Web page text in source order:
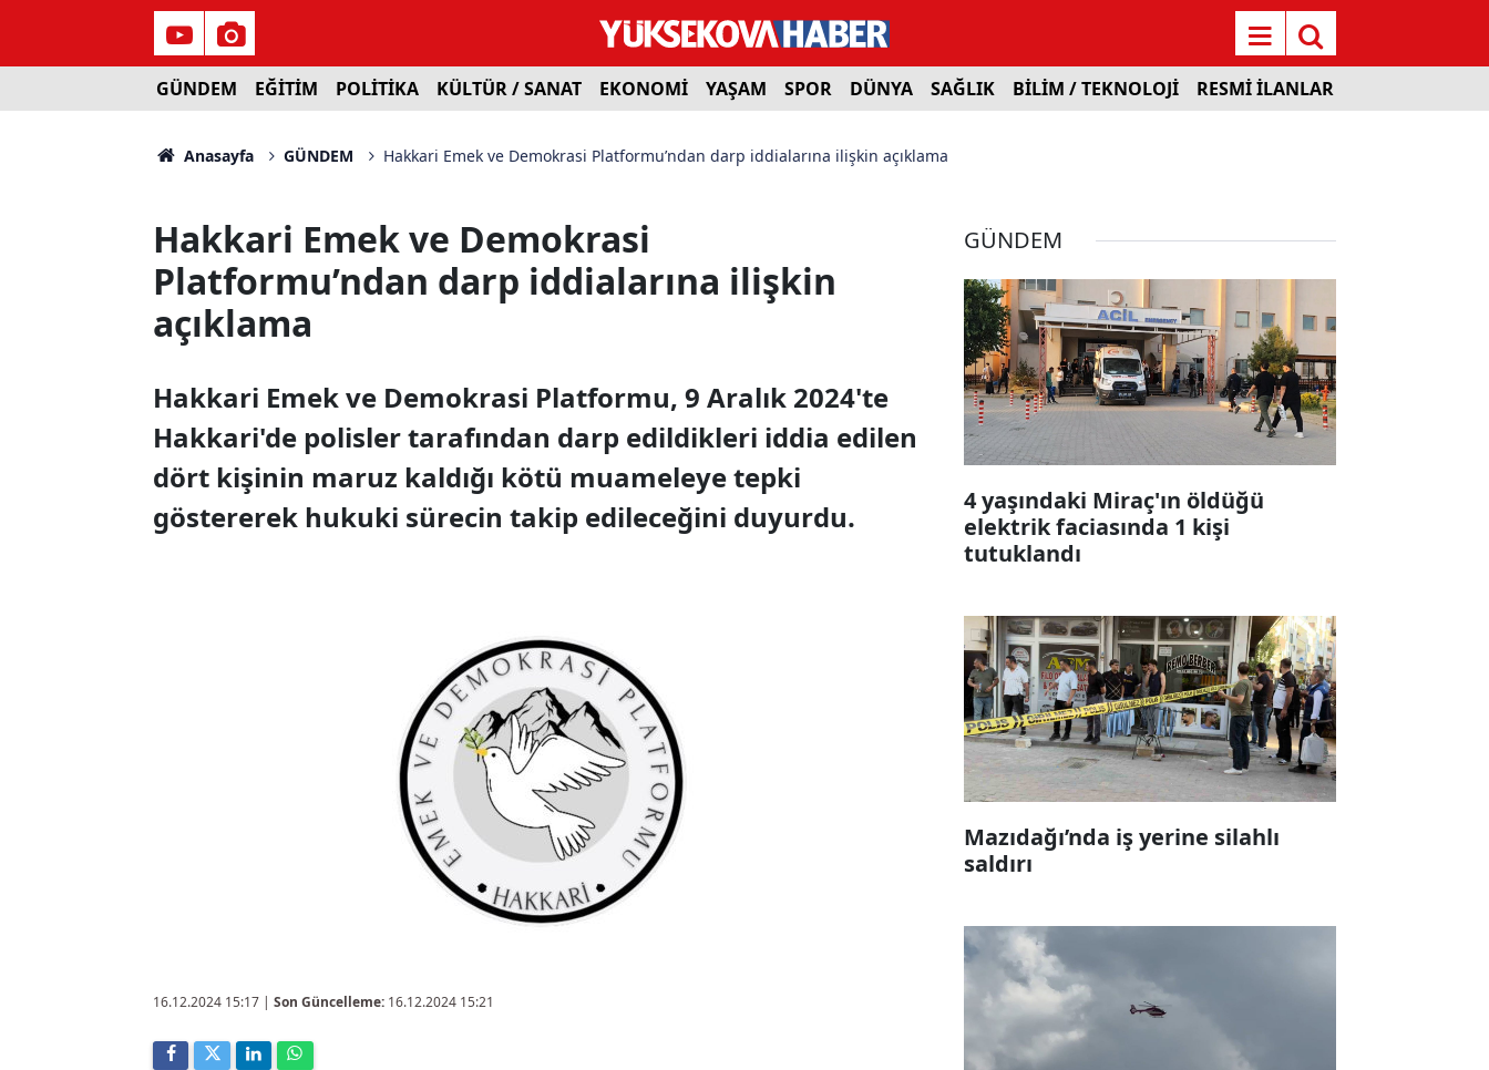
GÜNDEM EĞİTİM POLİTİKA KÜLTÜR / SANAT EKONOMİ YAŞAM SPOR DÜNYA SAĞLIK BİLİM / TEKNOLOJİ RESMİ İLANLAR
Anasayfa GÜNDEM Hakkari Emek ve Demokrasi Platformu’ndan darp iddialarına ilişkin açıklama
Hakkari Emek ve Demokrasi
Platformu’ndan darp iddialarına ilişkin
açıklama
Hakkari Emek ve Demokrasi Platformu, 9 Aralık 2024'te
Hakkari'de polisler tarafından darp edildikleri iddia edilen
dört kişinin maruz kaldığı kötü muameleye tepki
göstererek hukuki sürecin takip edileceğini duyurdu.
16.12.2024 15:17 | Son Güncelleme: 16.12.2024 15:21
GÜNDEM
4 yaşındaki Miraç'ın öldüğü
elektrik faciasında 1 kişi
tutuklandı
Mazıdağı’nda iş yerine silahlı
saldırı